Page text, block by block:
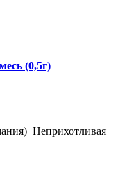
(0,5г)
Неприхотливая